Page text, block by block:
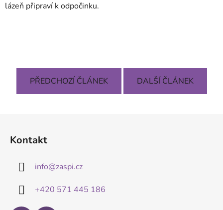
lázeň připraví k odpočinku.
PŘEDCHOZÍ ČLÁNEK DALŠÍ ČLÁNEK
Kontakt
info@zaspi.cz
+420 571 445 186